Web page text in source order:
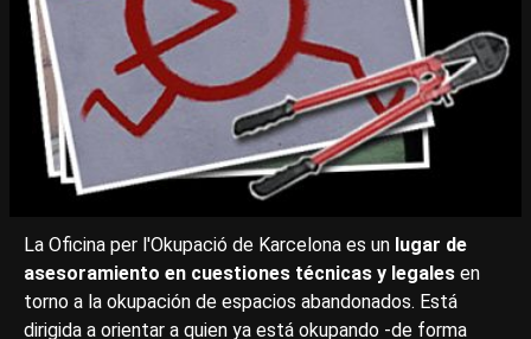
La Oficina per l'Okupació de Karcelona es un lugar de
asesoramiento en cuestiones técnicas y legales en
torno a la okupación de espacios abandonados. Está
dirigida a orientar a quien ya está okupando -de forma